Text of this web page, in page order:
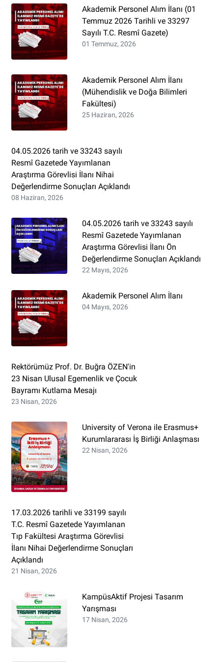
Akademik Personel Alım İlanı (01
Temmuz 2026 Tarihli ve 33297
Sayılı T.C. Resmî Gazete)
01 Temmuz, 2026
Akademik Personel Alım İlanı
(Mühendislik ve Doğa Bilimleri
Fakültesi)
25 Haziran, 2026
04.05.2026 tarih ve 33243 sayılı
Resmî Gazetede Yayımlanan
Araştırma Görevlisi İlanı Nihai
Değerlendirme Sonuçları Açıklandı
08 Haziran, 2026
04.05.2026 tarih ve 33243 sayılı
Resmî Gazetede Yayımlanan
Araştırma Görevlisi İlanı Ön
Değerlendirme Sonuçları Açıklandı
22 Mayıs, 2026
Akademik Personel Alım İlanı
04 Mayıs, 2026
Rektörümüz Prof. Dr. Buğra ÖZEN'in
23 Nisan Ulusal Egemenlik ve Çocuk
Bayramı Kutlama Mesajı
23 Nisan, 2026
University of Verona ile Erasmus+
Kurumlararası İş Birliği Anlaşması
22 Nisan, 2026
17.03.2026 tarihli ve 33199 sayılı
T.C. Resmî Gazetede Yayımlanan
Tıp Fakültesi Araştırma Görevlisi
İlanı Nihai Değerlendirme Sonuçları
Açıklandı
21 Nisan, 2026
KampüsAktif Projesi Tasarım
Yarışması
17 Nisan, 2026